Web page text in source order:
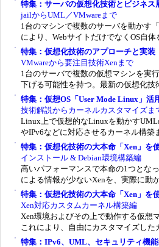
特集：サーバの仮想化技術とビジネス
jailからUML／VMwareまで
1台のマシンで複数のサーバを動かす
により、WebサイトだけでなくOS自
特集：仮想化技術のアプローチと実装
VMwareから要注目技術Xenまで
1台のサーバで複数の仮想マシンを実
下げる可能性を持つ。最新の仮想化技
特集：仮想OS「User Mode Linux」活
技術解説からカーネルカスタマイズま
Linux上で仮想的なLinuxを動かす
やIPv6などに対応させるカーネル構築
特集：仮想化技術の大本命「Xen」を
インストール & Debian環境構築編
高いパフォーマンスで本命の1つとな
による情報が少ないXenを、実際に動
特集：仮想化技術の大本命「Xen」を
Xen対応カスタムカーネル構築編
Xen環境およびその上で動作する仮想
これにより、自由にカスタマイズした
特集：IPv6、UML、セキュリティ機